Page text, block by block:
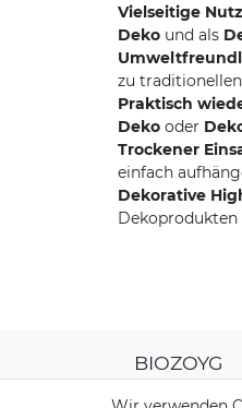
Vielseitige
Deko und als
zu
Praktisch
Deko oder
Trockener
einfach
Dekorative
Dekoprodukten
BIOZOYG